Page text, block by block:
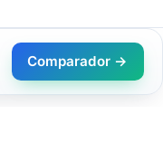
Comparador →